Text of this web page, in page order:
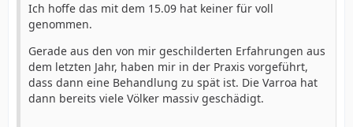
Ich hoffe das mit dem 15.09 hat keiner für voll
genommen.
Gerade aus den von mir geschilderten Erfahrungen aus
dem letzten Jahr, haben mir in der Praxis vorgeführt,
dass dann eine Behandlung zu spät ist. Die Varroa hat
dann bereits viele Völker massiv geschädigt.